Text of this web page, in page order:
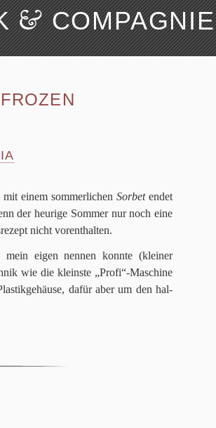
&COMPAGNIE
FROZEN
einem som­mer­li­chenSor­betendet
der heu­rige Som­mer nur noch eine
nicht vorenthalten.
eigen nen­nen konnte (klei­ner
wie die klein­ste „Profi“-Maschine
dafür aber um den hal­